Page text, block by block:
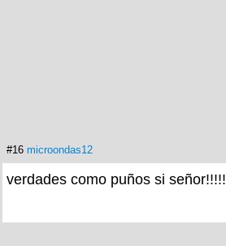
#16 microondas12
verdades como puños si señor!!!!!